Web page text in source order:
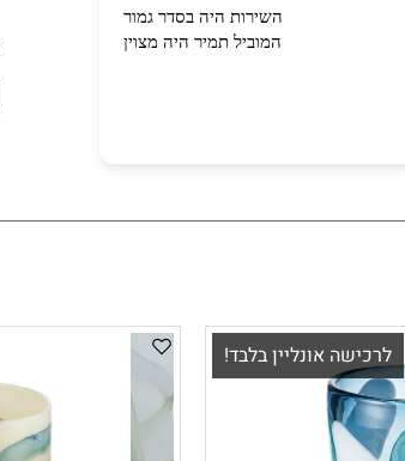
השירות היה בסדר גמור
המוביל תמיר היה מצוין
לרכישה אונליין בלבד!